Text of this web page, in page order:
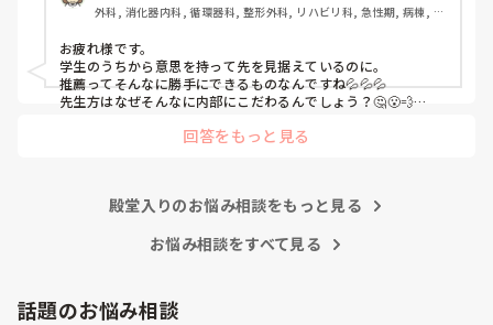
インターンシップに行ってから何処に就職したいのか決めた
いという考えが私にあり、気になっている病院(B病院)のイ
ンターンシップに行けたのが8月中旬でした。とてもいい所
で、内部の病院がどれだけ古い考え方で人間関係が終わって
確実に受かるのに外部も受けるメリットなんてあるの？」と
外科, 消化器内科, 循環器科, 整形外科, リハビリ科, 急性期, 病棟, 消
お疲れ様です。
学生のうちから意思を持って先を見据えているのに。
推薦ってそんなに勝手にできるものなんですね💦💦💦
先生方はなぜそんなに内部にこだわるんでしょう？🤔😮‍💨
学校には話は通じない気がしますね💦
回答をもっと見る
殿堂入りのお悩み相談をもっと見る
お悩み相談をすべて見る
話題のお悩み相談